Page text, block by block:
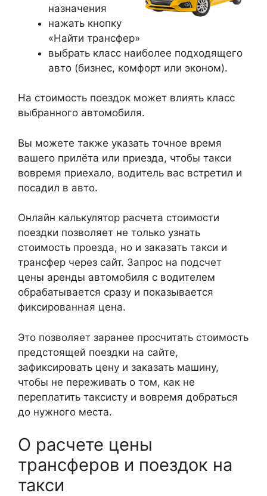
назначения
нажать кнопку
«Найти трансфер»
выбрать класс наиболее подходящего
авто (бизнес, комфорт или эконом).
На стоимость поездок может влиять класс
выбранного автомобиля.
Вы можете также указать точное время
вашего прилёта или приезда, чтобы такси
вовремя приехало, водитель вас встретил и
посадил в авто.
Онлайн калькулятор расчета стоимости
поездки позволяет не только узнать
стоимость проезда, но и заказать такси и
трансфер через сайт. Запрос на подсчет
цены аренды автомобиля с водителем
обрабатывается сразу и показывается
фиксированная цена.
Это позволяет заранее просчитать стоимость
предстоящей поездки на сайте,
зафиксировать цену и заказать машину,
чтобы не переживать о том, как не
переплатить таксисту и вовремя добраться
до нужного места.
О расчете цены
трансферов и поездок на
такси